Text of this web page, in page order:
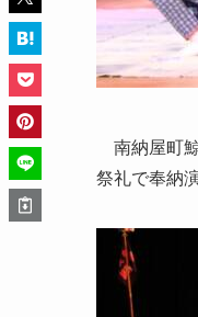
南納屋町
祭礼で奉納